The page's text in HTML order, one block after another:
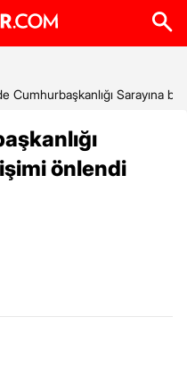
Cumhurbaşkanlığı Sarayına
önlendi